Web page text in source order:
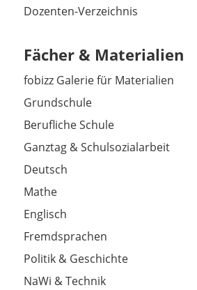
Dozenten-Verzeichnis
Fächer & Materialien
fobizz Galerie für Materialien
Grundschule
Berufliche Schule
Ganztag & Schulsozialarbeit
Deutsch
Mathe
Englisch
Fremdsprachen
Politik & Geschichte
NaWi & Technik